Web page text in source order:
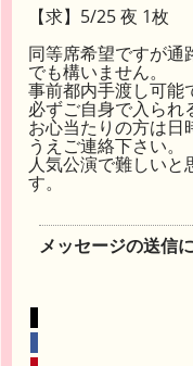
【求】5/25 夜 1枚
同等席希望ですが通
でも構いません。
事前都内手渡し可能
必ずご自身で入られ
お心当たりの方は日
うえご連絡下さい。
人気公演で難しいと
す。
メッセージの送信